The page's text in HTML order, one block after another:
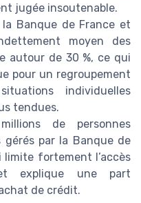
jugée insoutenable.
Banque de France et
moyen des
autour de 30 %, ce qui
pour un regroupement
individuelles
tendues.
de personnes
par la Banque de
limite fortement l’accès
explique une part
de crédit.